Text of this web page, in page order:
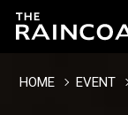
HOME EVENT